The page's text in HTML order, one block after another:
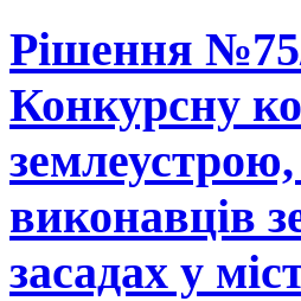
Рішення
Конкурсну
виконавців
засадах у